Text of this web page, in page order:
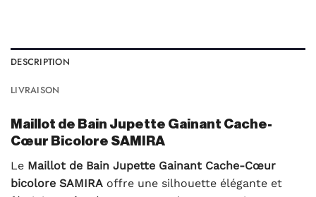
DESCRIPTION
LIVRAISON
Maillot de Bain Jupette Gainant Cache-
Cœur Bicolore SAMIRA
Le Maillot de Bain Jupette Gainant Cache-Cœur
bicolore SAMIRA offre une silhouette élégante et